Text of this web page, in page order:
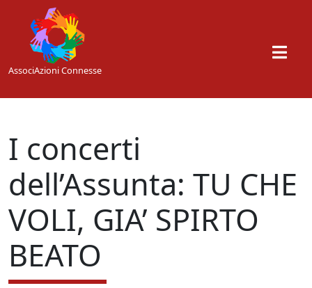
Skip to main content
AssociAzioni Connesse
I concerti
dell’Assunta: TU CHE
VOLI, GIA’ SPIRTO
BEATO